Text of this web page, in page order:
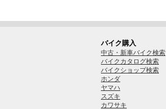
バイク購入
中古・新車バイク検索
バイクカタログ検索
バイクショップ検索
ホンダ
ヤマハ
スズキ
カワサキ